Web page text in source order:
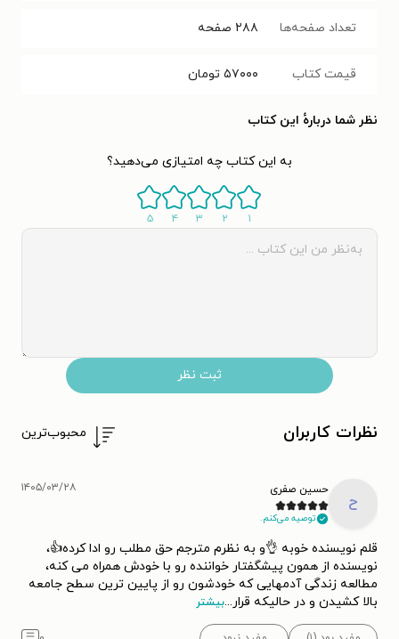
تعداد صفحه‌ها ۲۸۸ صفحه
قیمت کتاب ۵۷۰۰۰ تومان
نظر شما دربارهٔ این کتاب
به این کتاب چه امتیازی می‌دهید؟
۱ ۲ ۳ ۴ ۵
ثبت نظر
نظرات کاربران محبوب‌ترین
ح
حسین صفری
توصیه می‌کنم.
۱۴۰۵/۰۳/۲۸
قلم نویسنده خوبه 👌و به نظرم مترجم حق مطلب رو ادا کرده👍،
نویسنده از همون پیشگفتار خواننده رو با خودش همراه می کنه،
مطالعه زندگی آدمهایی که خودشون رو از پایین ترین سطح جامعه
بالا کشیدن و در حالیکه قرار...بیشتر